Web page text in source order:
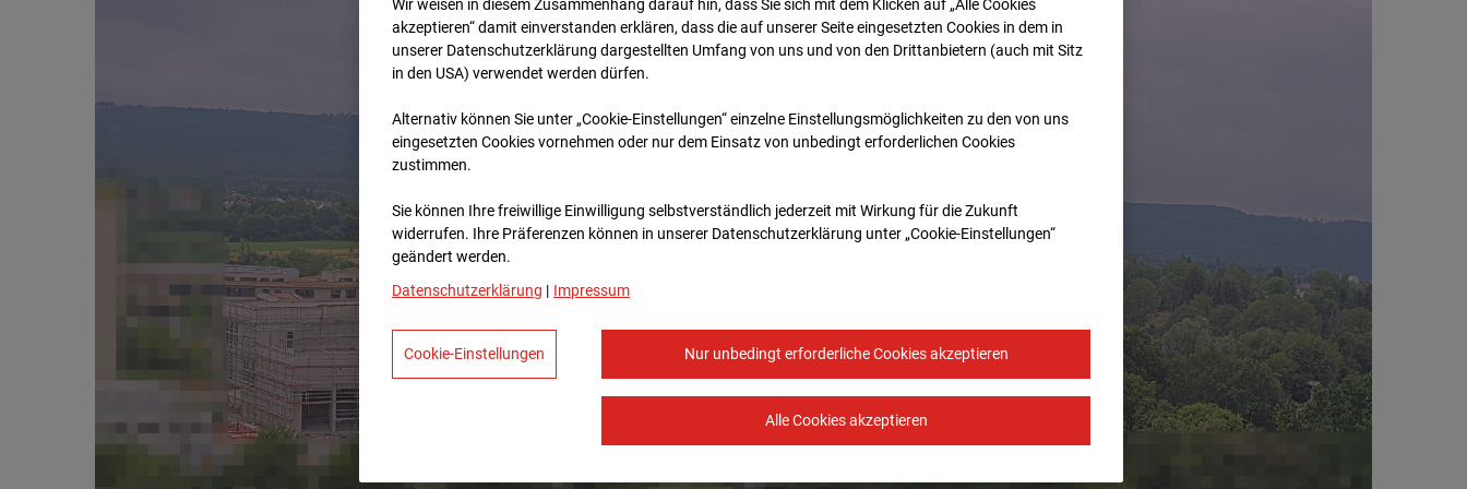
Wir weisen in diesem Zusammenhang darauf hin, dass Sie sich mit dem Klicken auf „Alle Cookies
akzeptieren“ damit ein­ver­standen erklären, dass die auf unserer Seite eingesetzten Cookies in dem in
unserer Datenschutzerklärung dargestellten Umfang von uns und von den Drittanbietern (auch mit Sitz
in den USA) verwendet werden dürfen.
Alternativ können Sie unter „Cookie-Einstellungen“ einzelne Einstellungsmöglichkeiten zu den von uns
eingesetzten Cookies vornehmen oder nur dem Einsatz von unbedingt erforderlichen Cookies
zustimmen.
Sie können Ihre freiwillige Einwilligung selbstverständlich jederzeit mit Wirkung für die Zukunft
widerrufen. Ihre Prä­fe­renzen können in unserer Datenschutzerklärung unter „Cookie-Einstellungen“
geändert werden.
Datenschutzerklärung | Impressum
Nur unbedingt erforderliche Cookies akzeptieren
Alle Cookies akzeptieren
Cookie-Einstellungen